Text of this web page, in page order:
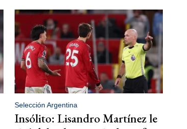
Selección Argentina
Insólito: Lisandro Martínez le